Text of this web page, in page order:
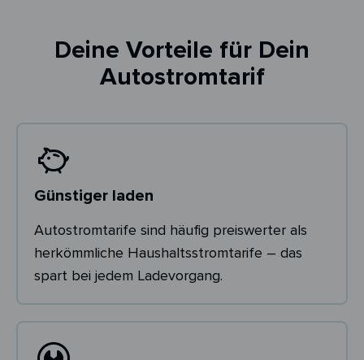
Deine Vorteile für Dein
Autostromtarif
Günstiger laden
Autostromtarife sind häufig preiswerter als
herkömmliche Haushaltsstromtarife – das
spart bei jedem Ladevorgang.